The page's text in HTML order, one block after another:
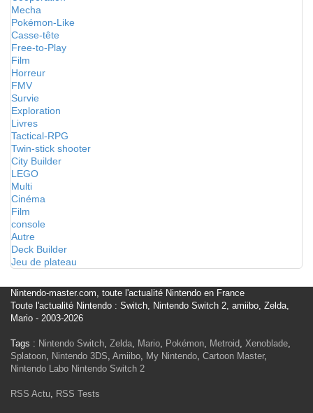
Mecha
Pokémon-Like
Casse-tête
Free-to-Play
Film
Horreur
FMV
Survie
Exploration
Livres
Tactical-RPG
Twin-stick shooter
City Builder
LEGO
Multi
Cinéma
Film
console
Autre
Deck Builder
Jeu de plateau
Nintendo-master.com, toute l'actualité Nintendo en France
Toute l'actualité Nintendo : Switch, Nintendo Switch 2, amiibo, Zelda,
Mario - 2003-2026
Tags : Nintendo Switch, Zelda, Mario, Pokémon, Metroid, Xenoblade,
Splatoon, Nintendo 3DS, Amiibo, My Nintendo, Cartoon Master,
Nintendo Labo Nintendo Switch 2
RSS Actu, RSS Tests